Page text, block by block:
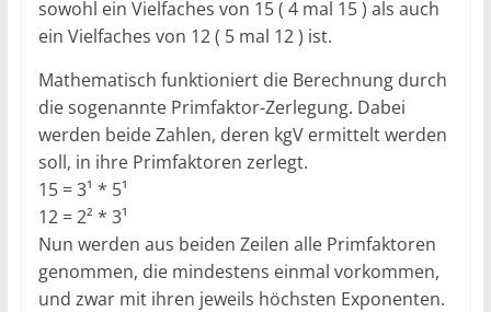
sowohl ein Vielfaches von 15 ( 4 mal 15 ) als auch
ein Vielfaches von 12 ( 5 mal 12 ) ist.
Mathematisch funktioniert die Berechnung durch
die sogenannte Primfaktor-Zerlegung. Dabei
werden beide Zahlen, deren kgV ermittelt werden
soll, in ihre Primfaktoren zerlegt.
15 = 3¹ * 5¹
12 = 2² * 3¹
Nun werden aus beiden Zeilen alle Primfaktoren
genommen, die mindestens einmal vorkommen,
und zwar mit ihren jeweils höchsten Exponenten.